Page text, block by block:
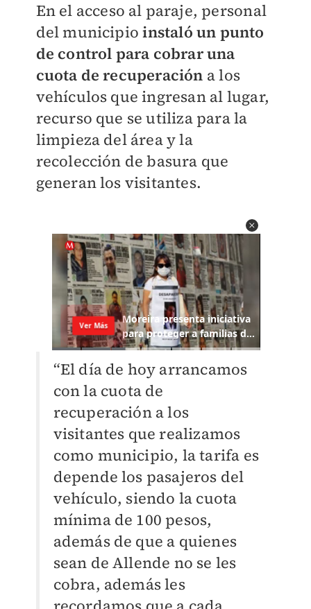
En el acceso al paraje, personal
del municipioinstaló un punto
de control para cobrar una
cuota de recuperación a los
vehículos que ingresan al lugar,
recurso que se utiliza para la
limpieza del área y la
recolección de basura que
generan los visitantes.
“El día de hoy arrancamos
con la cuota de
recuperación a los
visitantes que realizamos
como municipio, la tarifa es
depende los pasajeros del
vehículo, siendo la cuota
mínima de 100 pesos,
además de que a quienes
sean de Allende no se les
cobra, además les